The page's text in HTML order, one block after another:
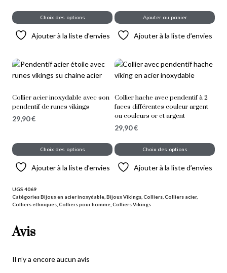
Choix des options
Ajouter à la liste d’envies
Ajouter au panier
Ajouter à la liste d’envies
Collier acier inoxydable avec son
pendentif de runes vikings
29,90€
Choix des options
Ajouter à la liste d’envies
Collier hache avec pendentif à 2
faces différentes couleur argent
ou couleurs or et argent
29,90€
Choix des options
Ajouter à la liste d’envies
UGS 4069
CatégoriesBijoux en acier inoxydable Bijoux Vikings Colliers Colliers acier,
Colliers ethniques Colliers pour homme Colliers Vikings
Avis
Il n’y a encore aucun avis